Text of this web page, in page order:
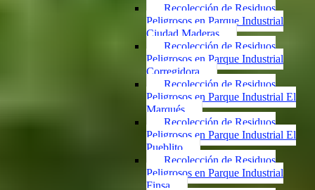
Recolección de Residuos
Peligrosos en Parque Industrial
Ciudad Maderas
Recolección de Residuos
Peligrosos en Parque Industrial
Corregidora
Recolección de Residuos
Peligrosos en Parque Industrial El
Marqués
Recolección de Residuos
Peligrosos en Parque Industrial El
Pueblito
Recolección de Residuos
Peligrosos en Parque Industrial
Finsa